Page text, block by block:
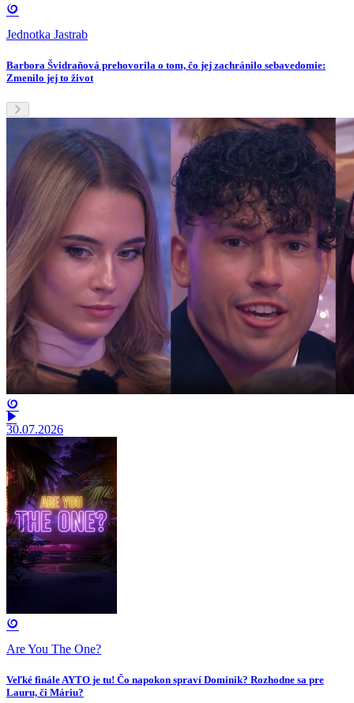
Jednotka Jastrab
Barbora Švidraňová prehovorila o tom, čo jej zachránilo sebavedomie:
Zmenilo jej to život
30.07.2026
Are You The One?
Veľké finále AYTO je tu! Čo napokon spraví Dominik? Rozhodne sa pre
Lauru, či Máriu?